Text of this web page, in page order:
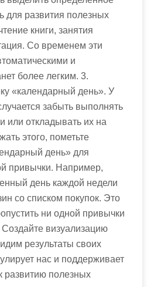
для развития полезных
книги, занятия
Со временем эти
и
более легким. 3.
«календарный день». У
забыть выполнять
или откладывать их на
этого, пометьте
день» для
привычки. Например,
день каждой недели
со списком покупок. Это
ни одной привычки
визуализацию
результаты своих
нас и поддерживает
развитию полезных